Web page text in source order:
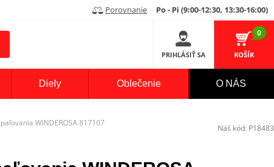
Porovnanie Po - Pi (9:00-12:30, 13:30-16:00)
PRIHLÁSIŤ SA
0
KOŠÍK
Diely Oblečenie O NÁS
WINDEROSA 817107
Náš kód: P18483